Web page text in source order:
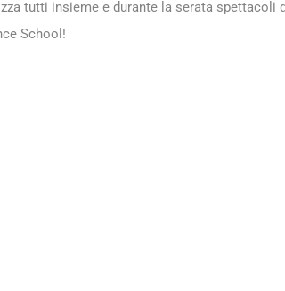
tutti insieme e durante la serata
School!